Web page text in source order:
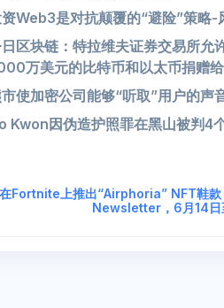
Web3是对抗颠覆的“避险”策略-
区块链：特拉维夫证券交易所允
万美元的比特币和以太币捐赠
使加密公司能够“听取”用户的声
Kwon因伪造护照罪在黑山被判4
Fortnite上推出“Airphoria” NFT鞋
Newsletter，6月14日